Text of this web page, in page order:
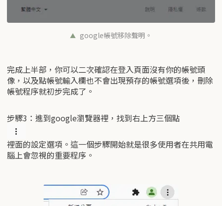
google帳號移除聲明。
完成上半部，你可以二次確認在登入頁面沒有你的帳號頭
像，以及點帳號輸入欄也不會出現預存的帳號選項後，刪除
帳號程序就初步完成了。
步驟3：進到google瀏覽器裡，找到右上方三個點
裡面的設定選項。這一個步驟開始就是很多使用者在共用電
腦上會忽視的重要程序。